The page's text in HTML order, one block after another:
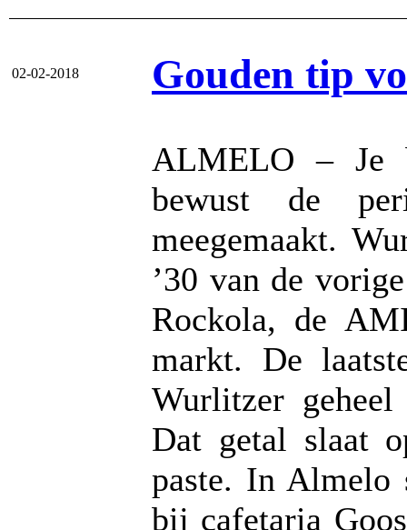
02-02-2018 Gouden tip
ALMELO – Je
bewust de
meegemaakt.
’30 van de
Rockola, de
markt. De
Wurlitzer
Dat getal slaat
paste. In Almelo
bij cafetaria